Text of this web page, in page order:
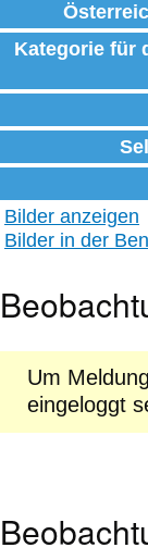
Kategorie für
Bilder anzeigen
Bilder in der
Um
eingeloggt